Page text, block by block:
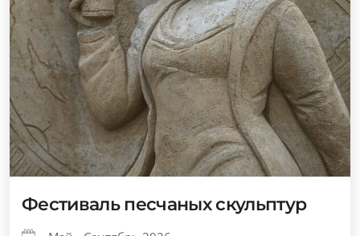
Фестиваль песчаных скульптур